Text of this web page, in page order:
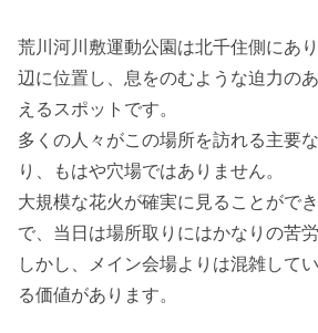
荒川河川敷運動公園は北千住側にあ
辺に位置し、息をのむような迫力の
えるスポットです。
多くの人々がこの場所を訪れる主要
り、もはや穴場ではありません。
大規模な花火が確実に見ることがで
で、当日は場所取りにはかなりの苦労
しかし、メイン会場よりは混雑して
る価値があります。